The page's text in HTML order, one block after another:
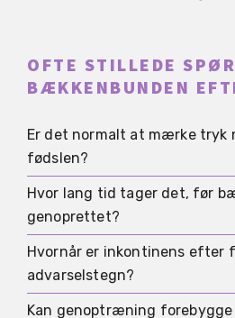
OFTE STILLEDE
BÆKKENBUNDEN
Er det normalt at mærke tryk
fødslen?
En let trykfornemmelse kan
første uger, især efter lang
bæring. Det vigtige er, om det
tid, eller om der kommer en
Hvor lang tid tager det, før
genoprettet?
Mange mærker de første
de første uger, men fuld
belastningsevne kan tage
Hvornår er inkontinens efter
advarselstegn?
Kan genoptræning